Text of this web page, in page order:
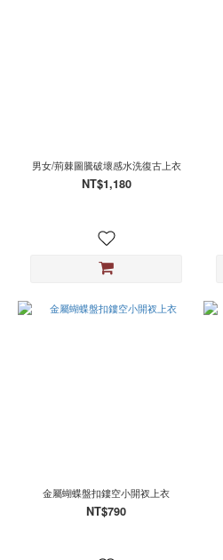
男女/荊棘圖騰破壞感水洗復古上衣
NT$1,180
金屬蝴蝶盤扣鏤空小開衩上衣
NT$790